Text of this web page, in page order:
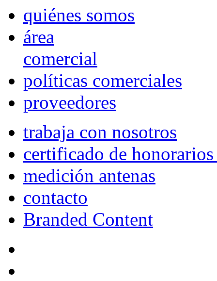
quiénes somos
área
comercial
políticas comerciales
proveedores
trabaja con nosotros
certificado de
medición antenas
contacto
Branded Content